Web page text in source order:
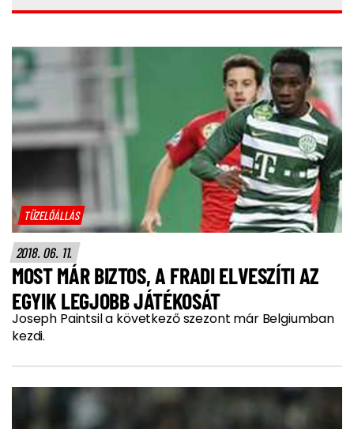
TÜZELŐÁLLÁS
2018. 06. 11.
MOST MÁR BIZTOS, A FRADI ELVESZÍTI AZ
EGYIK LEGJOBB JÁTÉKOSÁT
Joseph Paintsil a következő szezont már Belgiumban
kezdi.